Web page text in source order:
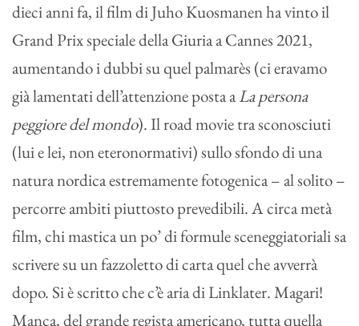
dieci anni fa, il film di Juho Kuosmanen ha vinto il
Grand Prix speciale della Giuria a Cannes 2021,
aumentando i dubbi su quel palmarès (ci eravamo
già lamentati dell’attenzione posta aLa persona
peggiore del mondo). Il road movie tra sconosciuti
(lui e lei, non eteronormativi) sullo sfondo di una
natura nordica estremamente fotogenica – al solito –
percorre ambiti piuttosto prevedibili. A circa metà
film, chi mastica un po’ di formule sceneggiatoriali sa
scrivere su un fazzoletto di carta quel che avverrà
dopo. Si è scritto che c’è aria di Linklater. Magari!
Manca, del grande regista americano, tutta quella